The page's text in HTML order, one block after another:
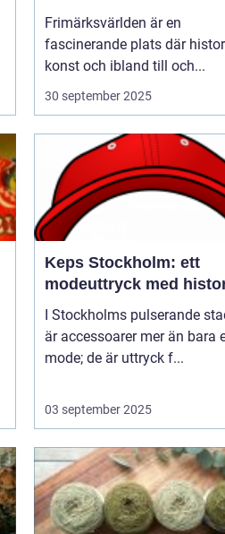
Frimärksvärlden är en
fascinerande plats där
konst och ibland till och...
30 september 2025
Keps Stockholm: ett
modeuttryck med
I Stockholms pulserande
är accessoarer mer än bara
mode; de är uttryck f...
03 september 2025